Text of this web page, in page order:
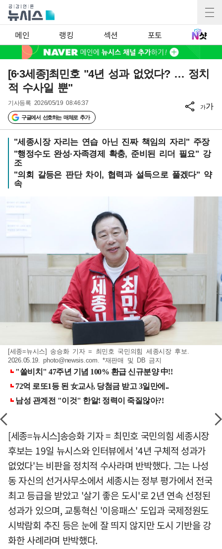
메인 랭킹 섹션 포토
[6·3세종]최민호 "4년 성과 없었다? … 정치
적 수사일 뿐"
기사등록 2026/05/19 08:46:37
구글에서 선호하는 매체로 추가
가가
"세종시장 자리는 연습 아닌 진짜 책임의 자리" 주장
"행정수도 완성·자족경제 확충, 준비된 리더 필요" 강
조
"의회 갈등은 판단 차이, 협력과 설득으로 풀겠다" 약
속
[세종=뉴시스] 송승화 기자 = 최민호 국민의힘 세종시장 후보.
2026.05.19.photo@newsis.com . *재판매 및 DB 금지
[세종=뉴시스]송승화 기자 = 최민호 국민의힘 세종시장
후보는 19일 뉴시스와 인터뷰에서 '4년 구체적 성과가
없었다'는 비판을 정치적 수사라며 반박했다. 그는 나성
동 자신의 선거사무소에서 세종시는 정부 평가에서 전국
최고 등급을 받았고 '살기 좋은 도시'로 2년 연속 선정된
성과가 있으며, 교통혁신 '이응패스' 도입과 국제정원도
시박람회 추진 등은 눈에 잘 띄지 않지만 도시 기반을 강
화한 사례라며 반박했다.